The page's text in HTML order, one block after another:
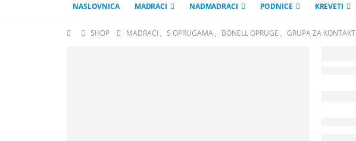
NASLOVNICA MADRACI NADMADRACI PODNICE KREVETI
SHOP MADRACI , S OPRUGAMA , BONELL OPRUGE , GRUPA ZA KONTAKT